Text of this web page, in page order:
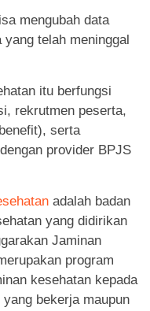
mengubah data
telah meninggal
itu berfungsi
rekrutmen peserta,
serta
provider BPJS
adalah badan
yang didirikan
Jaminan
program
kesehatan kepada
bekerja maupun